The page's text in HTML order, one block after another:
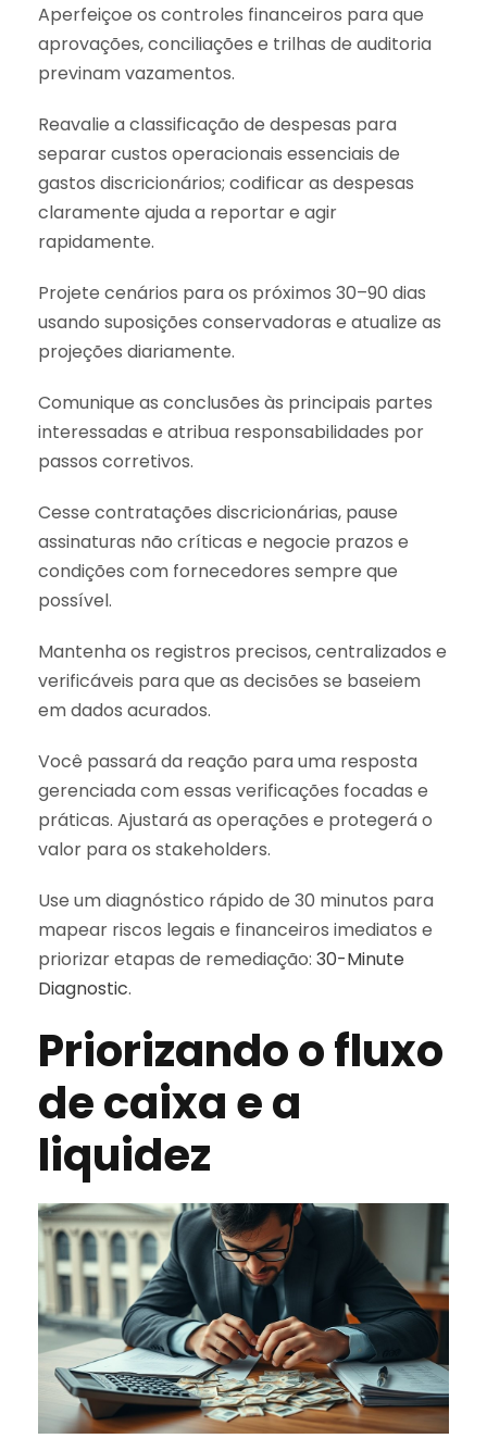
Aperfeiçoe os controles financeiros para que
aprovações, conciliações e trilhas de auditoria
previnam vazamentos.
Reavalie a classificação de despesas para
separar custos operacionais essenciais de
gastos discricionários; codificar as despesas
claramente ajuda a reportar e agir
rapidamente.
Projete cenários para os próximos 30–90 dias
usando suposições conservadoras e atualize as
projeções diariamente.
Comunique as conclusões às principais partes
interessadas e atribua responsabilidades por
passos corretivos.
Cesse contratações discricionárias, pause
assinaturas não críticas e negocie prazos e
condições com fornecedores sempre que
possível.
Mantenha os registros precisos, centralizados e
verificáveis para que as decisões se baseiem
em dados acurados.
Você passará da reação para uma resposta
gerenciada com essas verificações focadas e
práticas. Ajustará as operações e protegerá o
valor para os stakeholders.
Use um diagnóstico rápido de 30 minutos para
mapear riscos legais e financeiros imediatos e
priorizar etapas de remediação: 30-Minute
Diagnostic.
Priorizando o fluxo
de caixa e a
liquidez